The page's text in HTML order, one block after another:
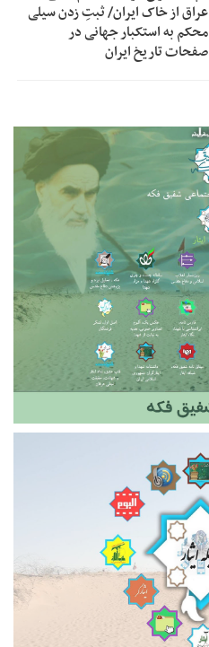
عراق از خاک ایران/ ثبتِ زدن سیلی
محکم به استکبار جهانی در
صفحات تاریخ ایران